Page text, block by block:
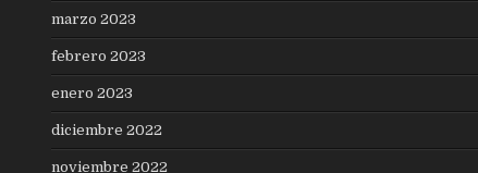
marzo 2023
febrero 2023
enero 2023
diciembre 2022
noviembre 2022